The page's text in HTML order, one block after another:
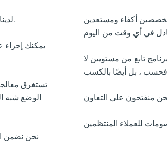
لدينا مجموعة متنوعة من وجهات التبادل.
يمكنك إجراء
الوضع شبه
نحن نضمن
أكفاء ومستعدين
تابع من مستويين لا